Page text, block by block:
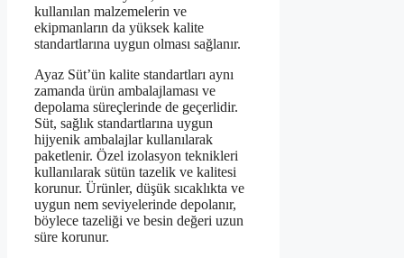
kullanılan malzemelerin ve
ekipmanların da yüksek kalite
standartlarına uygun olması sağlanır.
Ayaz Süt’ün kalite standartları aynı
zamanda ürün ambalajlaması ve
depolama süreçlerinde de geçerlidir.
Süt, sağlık standartlarına uygun
hijyenik ambalajlar kullanılarak
paketlenir. Özel izolasyon teknikleri
kullanılarak sütün tazelik ve kalitesi
korunur. Ürünler, düşük sıcaklıkta ve
uygun nem seviyelerinde depolanır,
böylece tazeliği ve besin değeri uzun
süre korunur.